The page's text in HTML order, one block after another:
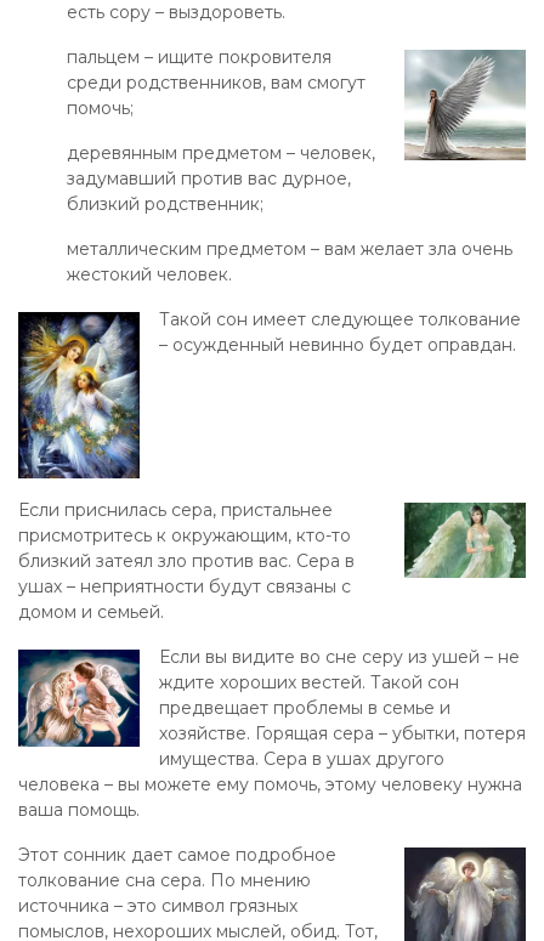
есть сору – выздороветь.
пальцем – ищите покровителя
среди родственников, вам смогут
помочь;
деревянным предметом – человек,
задумавший против вас дурное,
близкий родственник;
металлическим предметом – вам желает зла очень
жестокий человек.
Такой сон имеет следующее толкование
– осужденный невинно будет оправдан.
Если приснилась сера, пристальнее
присмотритесь к окружающим, кто-то
близкий затеял зло против вас. Сера в
ушах – неприятности будут связаны с
домом и семьей.
Если вы видите во сне серу из ушей – не
ждите хороших вестей. Такой сон
предвещает проблемы в семье и
хозяйстве. Горящая сера – убытки, потеря
имущества. Сера в ушах другого
человека – вы можете ему помочь, этому человеку нужна
ваша помощь.
Этот сонник дает самое подробное
толкование сна сера. По мнению
источника – это символ грязных
помыслов, нехороших мыслей, обид. Тот,